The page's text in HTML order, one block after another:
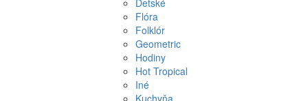
Detské
Flóra
Folklór
Geometric
Hodiny
Hot Tropical
Iné